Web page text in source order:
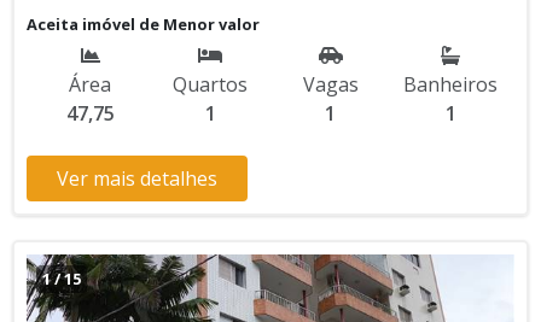
Serviço, Acessibilidade, Piscina, Sauna, Salão de Jogos, Salão
de Festas, Quadra, Espaço Kids, Espaço Gourmet, Academia,
Churrasqueira Aceita Financiamento Bancário * Os valores e
disponibilidade podem ser alterados sem prévio aviso. Favor
verificar entrando em contato com nossa equipe
Aceita imóvel de Menor valor
Área
47,75
Quartos
1
Vagas
1
Banheiros
1
Ver mais detalhes
1/15